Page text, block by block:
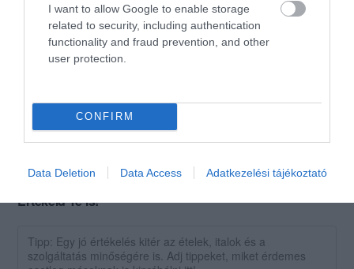
I want to allow Google to enable storage
related to security, including authentication
functionality and fraud prevention, and other
user protection.
CONFIRM
Data Deletion Data Access Adatkezelési tájékoztató
Békefalvi Andrea
2018. Június 27.
finom és bőséges ételeket
kapunk a nagyon kedves
személyzettől! :) Egyszerűen
Értékeld Te is!